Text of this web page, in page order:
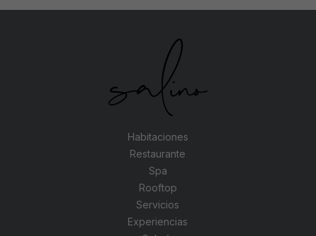
Habitaciones
Restaurante
Spa
Rooftop
Servicios
Experiencias